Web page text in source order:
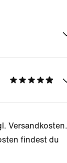
Versandkosten.
findest du